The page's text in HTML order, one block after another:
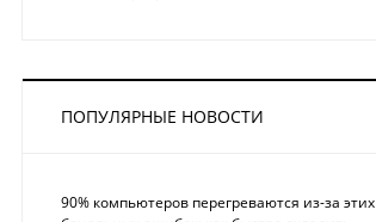
ПОПУЛЯРНЫЕ НОВОСТИ
90% компьютеров перегреваются из-за этих